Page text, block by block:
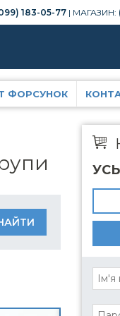
183-05-77 | МАГАЗИН:
ФОРСУНОК